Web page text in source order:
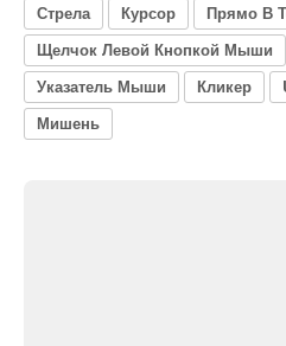
Стрела Курсор
Прямо В
Щелчок Левой Кнопкой Мыши
Указатель Мыши
Кликер
Мишень